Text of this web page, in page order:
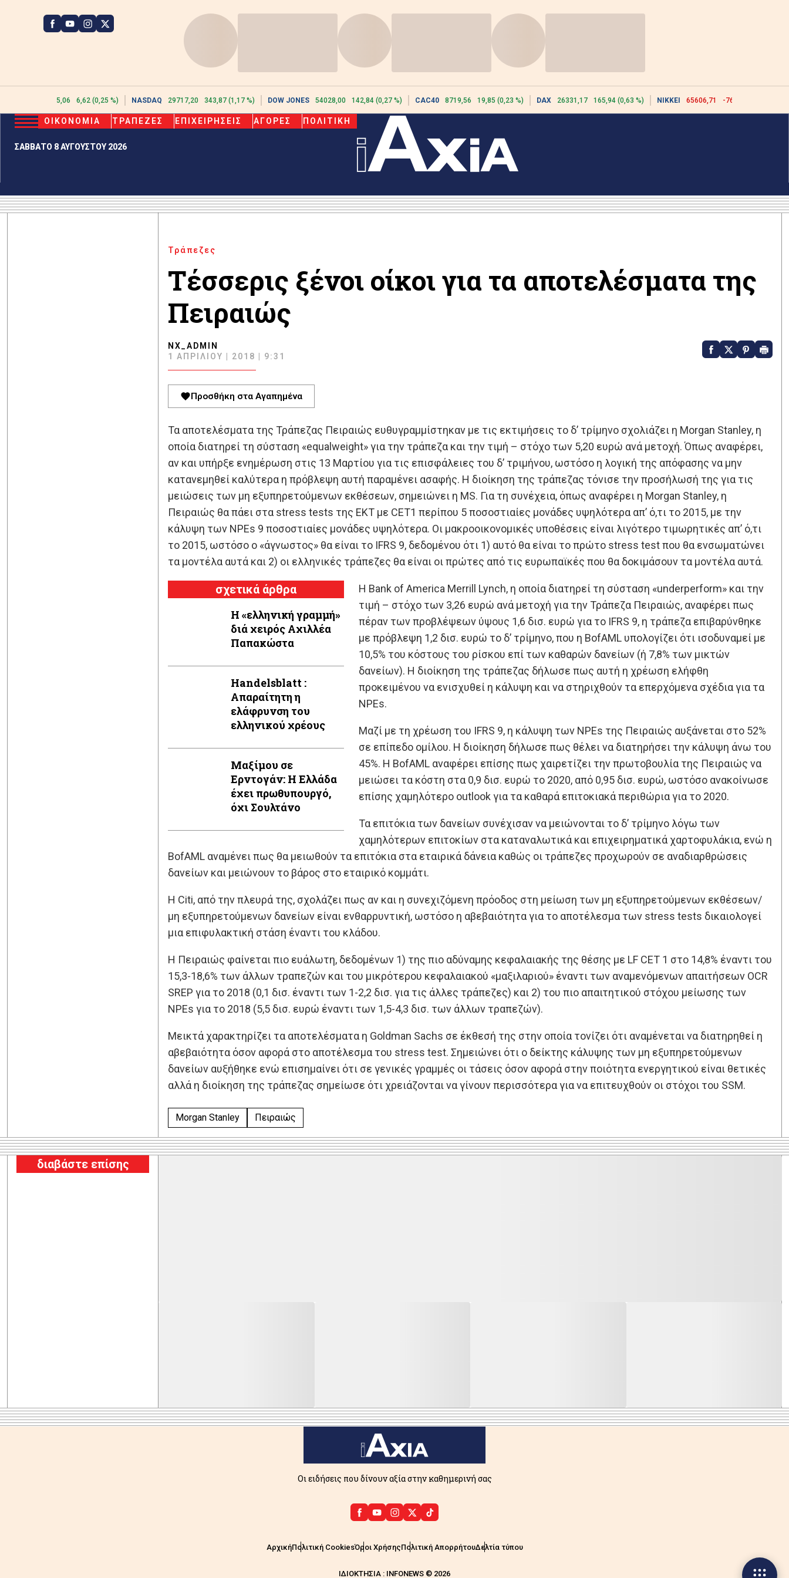
2615,06 6,62 (0,25 %) NASDAQ 29717,20 343,87 (1,17 %) DOW JONES 54028,00 142,84 (0,27 %) CAC40 8719,56 19,85 (0,23 %) DAX 26331,17 165,94 (0,63 %) NIKKEI 65606,71 -76,55 (-0,12 %)
ΣΑΒΒΑΤΟ 8 ΑΥΓΟΥΣΤΟΥ 2026
ΟΙΚΟΝΟΜΙΑ ΤΡΑΠΕΖΕΣ ΕΠΙΧΕΙΡΗΣΕΙΣ ΑΓΟΡΕΣ ΠΟΛΙΤΙΚΗ
Τράπεζες
Τέσσερις ξένοι οίκοι για τα αποτελέσματα της
Πειραιώς
NX_ADMIN
1 ΑΠΡΙΛΊΟΥ | 2018 | 9:31
Προσθήκη στα Αγαπημένα
Τα αποτελέσματα της Τράπεζας Πειραιώς ευθυγραμμίστηκαν με τις εκτιμήσεις το δ’ τρίμηνο σχολιάζει η Morgan Stanley, η
οποία διατηρεί τη σύσταση «equalweight» για την τράπεζα και την τιμή – στόχο των 5,20 ευρώ ανά μετοχή. Όπως αναφέρει,
αν και υπήρξε ενημέρωση στις 13 Μαρτίου για τις επισφάλειες του δ’ τριμήνου, ωστόσο η λογική της απόφασης να μην
κατανεμηθεί καλύτερα η πρόβλεψη αυτή παραμένει ασαφής. Η διοίκηση της τράπεζας τόνισε την προσήλωσή της για τις
μειώσεις των μη εξυπηρετούμενων εκθέσεων, σημειώνει η MS. Για τη συνέχεια, όπως αναφέρει η Morgan Stanley, η
Πειραιώς θα πάει στα stress tests της ΕΚΤ με CET1 περίπου 5 ποσοστιαίες μονάδες υψηλότερα απ’ ό,τι το 2015, με την
κάλυψη των NPEs 9 ποσοστιαίες μονάδες υψηλότερα. Οι μακροοικονομικές υποθέσεις είναι λιγότερο τιμωρητικές απ’ ό,τι
το 2015, ωστόσο ο «άγνωστος» θα είναι το IFRS 9, δεδομένου ότι 1) αυτό θα είναι το πρώτο stress test που θα ενσωματώνει
τα μοντέλα αυτά και 2) οι ελληνικές τράπεζες θα είναι οι πρώτες από τις ευρωπαϊκές που θα δοκιμάσουν τα μοντέλα αυτά.
σχετικά άρθρα
Η «ελληνική γραμμή»
διά χειρός Aχιλλέα
Παπακώστα
Handelsblatt :
Απαραίτητη η
ελάφρυνση του
ελληνικού χρέους
Μαξίμου σε
Ερντογάν: Η Ελλάδα
έχει πρωθυπουργό,
όχι Σουλτάνο
Η Bank of America Merrill Lynch, η οποία διατηρεί τη σύσταση «underperform» και την
τιμή – στόχο των 3,26 ευρώ ανά μετοχή για την Τράπεζα Πειραιώς, αναφέρει πως
πέραν των προβλέψεων ύψους 1,6 δισ. ευρώ για το IFRS 9, η τράπεζα επιβαρύνθηκε
με πρόβλεψη 1,2 δισ. ευρώ το δ’ τρίμηνο, που η BofAML υπολογίζει ότι ισοδυναμεί με
10,5% του κόστους του ρίσκου επί των καθαρών δανείων (ή 7,8% των μικτών
δανείων). Η διοίκηση της τράπεζας δήλωσε πως αυτή η χρέωση ελήφθη
προκειμένου να ενισχυθεί η κάλυψη και να στηριχθούν τα επερχόμενα σχέδια για τα
NPEs.
Μαζί με τη χρέωση του IFRS 9, η κάλυψη των NPEs της Πειραιώς αυξάνεται στο 52%
σε επίπεδο ομίλου. Η διοίκηση δήλωσε πως θέλει να διατηρήσει την κάλυψη άνω του
45%. Η BofAML αναφέρει επίσης πως χαιρετίζει την πρωτοβουλία της Πειραιώς να
μειώσει τα κόστη στα 0,9 δισ. ευρώ το 2020, από 0,95 δισ. ευρώ, ωστόσο ανακοίνωσε
επίσης χαμηλότερο outlook για τα καθαρά επιτοκιακά περιθώρια για το 2020.
Τα επιτόκια των δανείων συνέχισαν να μειώνονται το δ’ τρίμηνο λόγω των
χαμηλότερων επιτοκίων στα καταναλωτικά και επιχειρηματικά χαρτοφυλάκια, ενώ η
BofAML αναμένει πως θα μειωθούν τα επιτόκια στα εταιρικά δάνεια καθώς οι τράπεζες προχωρούν σε αναδιαρθρώσεις
δανείων και μειώνουν το βάρος στο εταιρικό κομμάτι.
Η Citi, από την πλευρά της, σχολάζει πως αν και η συνεχιζόμενη πρόοδος στη μείωση των μη εξυπηρετούμενων εκθέσεων/
μη εξυπηρετούμενων δανείων είναι ενθαρρυντική, ωστόσο η αβεβαιότητα για το αποτέλεσμα των stress tests δικαιολογεί
μια επιφυλακτική στάση έναντι του κλάδου.
Η Πειραιώς φαίνεται πιο ευάλωτη, δεδομένων 1) της πιο αδύναμης κεφαλαιακής της θέσης με LF CET 1 στο 14,8% έναντι του
15,3-18,6% των άλλων τραπεζών και του μικρότερου κεφαλαιακού «μαξιλαριού» έναντι των αναμενόμενων απαιτήσεων OCR
SREP για το 2018 (0,1 δισ. έναντι των 1-2,2 δισ. για τις άλλες τράπεζες) και 2) του πιο απαιτητικού στόχου μείωσης των
NPEs για το 2018 (5,5 δισ. ευρώ έναντι των 1,5-4,3 δισ. των άλλων τραπεζών).
Μεικτά χαρακτηρίζει τα αποτελέσματα η Goldman Sachs σε έκθεσή της στην οποία τονίζει ότι αναμένεται να διατηρηθεί η
αβεβαιότητα όσον αφορά στο αποτέλεσμα του stress test. Σημειώνει ότι ο δείκτης κάλυψης των μη εξυπηρετούμενων
δανείων αυξήθηκε ενώ επισημαίνει ότι σε γενικές γραμμές οι τάσεις όσον αφορά στην ποιότητα ενεργητικού είναι θετικές
αλλά η διοίκηση της τράπεζας σημείωσε ότι χρειάζονται να γίνουν περισσότερα για να επιτευχθούν οι στόχοι του SSM.
Morgan Stanley Πειραιώς
διαβάστε επίσης
Οι ειδήσεις που δίνουν αξία στην καθημερινή σας
ΑρχικήΠολιτική CookiesΌροι ΧρήσηςΠολιτική ΑπορρήτουΔελτία τύπου
ΙΔΙΟΚΤΗΣΙΑ : INFONEWS © 2026